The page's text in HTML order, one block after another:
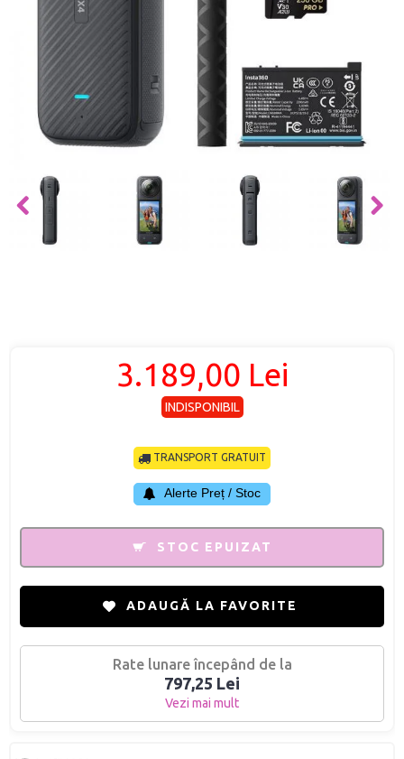
3.189,00 Lei
INDISPONIBIL
TRANSPORT GRATUIT
Alerte Preț / Stoc
STOC EPUIZAT
ADAUGĂ LA FAVORITE
Rate lunare începând de la
797,25 Lei
Vezi mai mult